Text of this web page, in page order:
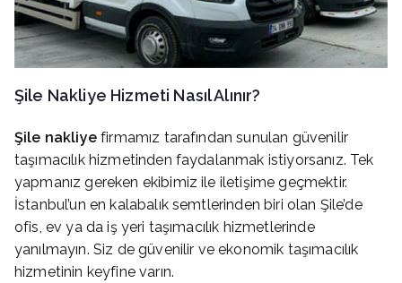
Şile Nakliye Hizmeti Nasıl Alınır?
Şile nakliyefirmamız tarafından sunulan güvenilir
taşımacılık hizmetinden faydalanmak istiyorsanız. Tek
yapmanız gereken ekibimiz ile iletişime geçmektir.
İstanbul’un en kalabalık semtlerinden biri olan Şile’de
ofis, ev ya da iş yeri taşımacılık hizmetlerinde
yanılmayın. Siz de güvenilir ve ekonomik taşımacılık
hizmetinin keyfine varın.